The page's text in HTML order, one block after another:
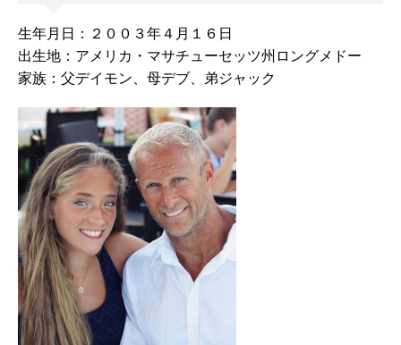
生年月日：２００３年４月１６日
出生地：アメリカ・マサチューセッツ州ロングメドー
家族：父デイモン、母デブ、弟ジャック